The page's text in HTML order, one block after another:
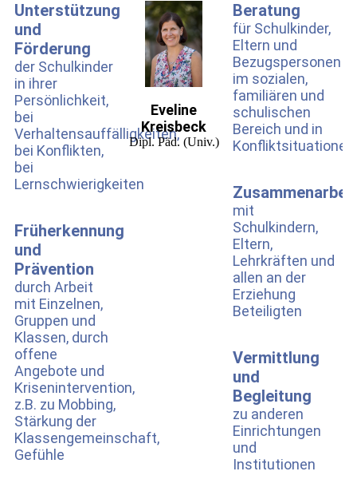
Unterstützung
und
Förderung
der Schulkinder
in ihrer
Persönlichkeit,
bei
Verhaltensauffälligkeiten,
bei Konflikten,
bei
Lernschwierigkeiten
Früherkennung
und
Prävention
durch Arbeit
mit Einzelnen,
Gruppen und
Klassen, durch
offene
Angebote und
Krisenintervention,
z.B. zu Mobbing,
Stärkung der
Klassengemeinschaft,
Gefühle
Eveline
Kreisbeck
Dipl. Päd. (Univ.)
Beratung
für Schulkinder,
Eltern und
Bezugspersonen
im sozialen,
familiären und
schulischen
Bereich und in
Konfliktsituationen
Zusammenarbeit
mit
Schulkindern,
Eltern,
Lehrkräften und
allen an der
Erziehung
Beteiligten
Vermittlung
und
Begleitung
zu anderen
Einrichtungen
und
Institutionen